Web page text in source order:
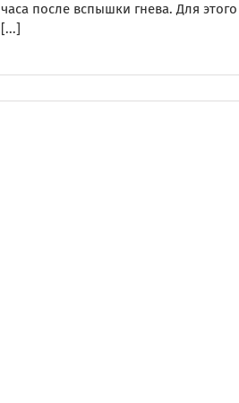
часа после вспышки гнева. Для
[...]